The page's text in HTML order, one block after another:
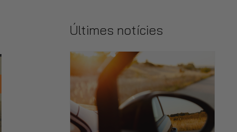
Últimes notícies